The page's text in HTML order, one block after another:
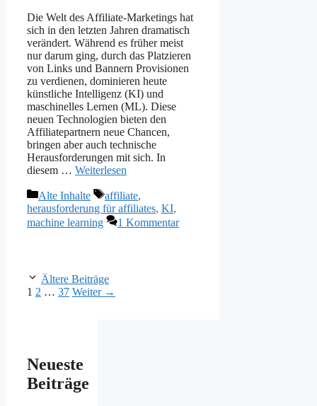
Die Welt des Affiliate-Marketings hat
sich in den letzten Jahren dramatisch
verändert. Während es früher meist
nur darum ging, durch das Platzieren
von Links und Bannern Provisionen
zu verdienen, dominieren heute
künstliche Intelligenz (KI) und
maschinelles Lernen (ML). Diese
neuen Technologien bieten den
Affiliatepartnern neue Chancen,
bringen aber auch technische
Herausforderungen mit sich. In
diesem … Weiterlesen
Kategorien
Alte Inhalte Schlagwörter
affiliate,
herausforderung für affiliates, KI,
machine learning
1 Kommentar
Ältere Beiträge
Seite
1 Seite
2 … Seite
37 Weiter →
Neueste
Beiträge